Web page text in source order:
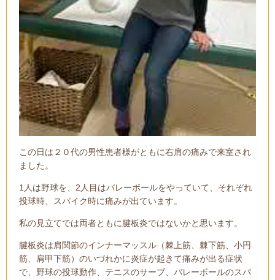
この日は２０代の男性患者様がともに右肩の痛みで来室され
ました。
1人は野球を、2人目はバレーボールをやっていて、それぞれ
投球時、スパイク時に痛みが出ています。
私の見立てでは両者ともに腱板炎ではないかと思います。
腱板炎は肩関節のインナーマッスル（棘上筋、棘下筋、小円
筋、肩甲下筋）のいづれかに炎症が起きて痛みが出る症状
で、 野球の投球動作、テニスのサーブ、バレーボールのスパ